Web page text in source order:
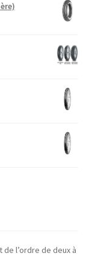
l’ordre de deux à